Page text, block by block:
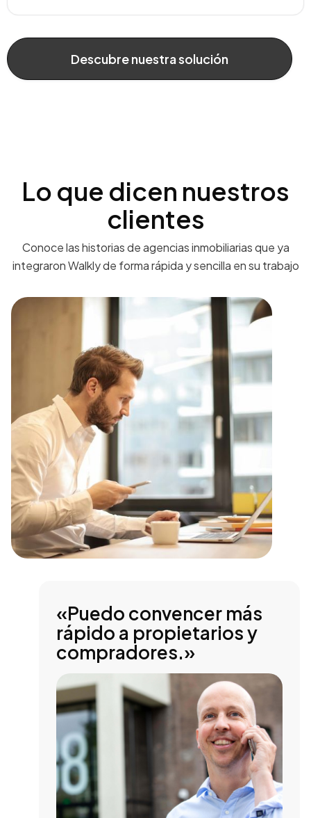
Descubre nuestra solución
Lo que dicen nuestros
clientes
Conoce las historias de agencias inmobiliarias que ya
integraron Walkly de forma rápida y sencilla en su trabajo
«Puedo convencer más
rápido a propietarios y
compradores.»